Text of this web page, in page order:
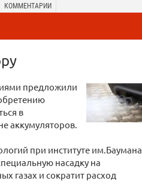
КОММЕНТАРИИ
предложили
в
аккумуляторов.
при институте им.Баумана
насадку на
газах и сократит расход